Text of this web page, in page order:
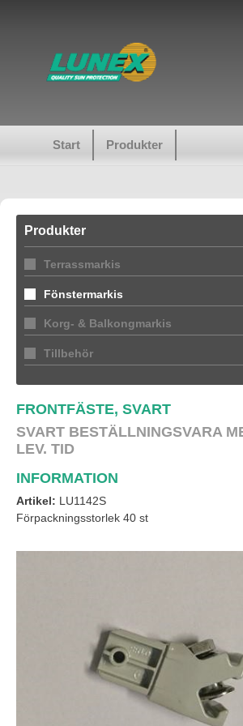
Start Produkter
Produkter
Terrassmarkis
Fönstermarkis
Korg- & Balkongmarkis
Tillbehör
FRONTFÄSTE, SVART
SVART BESTÄLLNINGSVARA
LEV. TID
INFORMATION
Artikel: LU1142S
Förpackningsstorlek 40 st